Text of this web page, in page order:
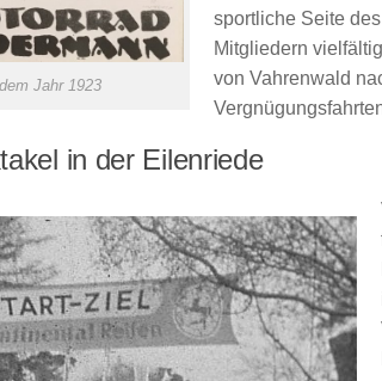
Jahr 1923
sportliche Seite
Mitgliedern
von Vahrenwald
in der Eilenriede